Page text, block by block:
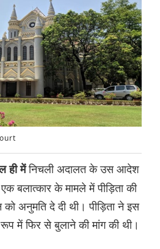
ही मेंनिचली अदालत के उस आदेश
बलात्कार के मामले में पीड़िता की
अनुमति दे दी थी। पीड़िता ने इस
में फिर से बुलाने की मांग की थी।